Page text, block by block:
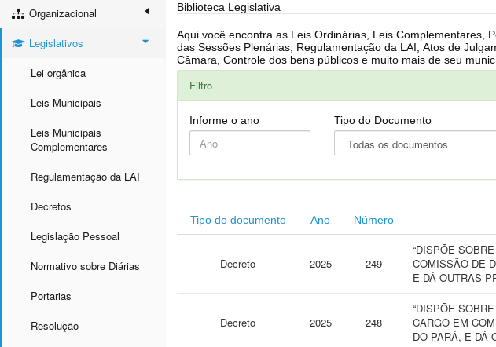
Organizacional
Legislativos
Lei orgânica
Leis Municipais
Leis Municipais
Complementares
Regulamentação da LAI
Decretos
Legislação Pessoal
Normativo sobre Diárias
Portarias
Resolução
Biblioteca Legislativa
Aqui você encontra as Leis Ordinárias, Leis Complementares, Portarias, Decretos, Atas, PPA, LDO, LOA, RREO, Resoluções, RGF, Lei Orgânica, Regimento Interno, Pauta
das Sessões Plenárias, Regulamentação da LAI, Atos de Julgamento do Governo, Agenda Externa do presidente, Relatório do Controle Interno, Projetos em tramitação na
Câmara, Controle dos bens públicos e muito mais de seu
Filtro
Informe o ano Tipo do Documento
Tipo do documento Ano Número
Decreto 2025 249
“DISPÕE
COMISSÃO DE
E DÁ OUTRAS
Decreto 2025 248
“DISPÕE
CARGO EM
DO PARÁ, E DÁ